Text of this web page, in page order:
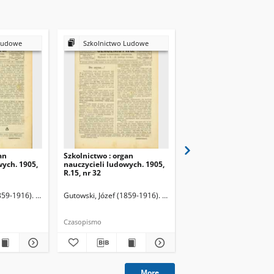
1905,
1916). Redaktor
Szkolnictwo Ludowe
Szkolnictwo : organ
nauczycieli ludowych. 1905,
R.15, nr 32
Gutowski, Józef (1859-1916). Redaktor
Czasopismo